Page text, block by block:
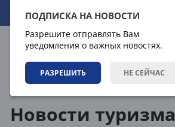
ПОДПИСКА НА НОВОСТИ
Разрешите отправлять Вам
уведомления о важных новостях.
РАЗРЕШИТЬ НЕ СЕЙЧАС
08.08.2026 10:14:49
Новости туризма